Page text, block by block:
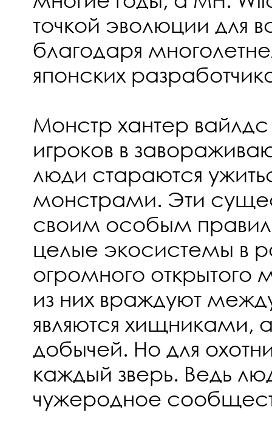
точкой эволюции для
благодаря
японских
Монстр хантер
игроков в
люди стараются
монстрами. Эти
своим особым
целые экосистемы в
огромного открытого
из них враждуют
являются хищниками,
добычей. Но для
каждый зверь. Ведь
чужеродное